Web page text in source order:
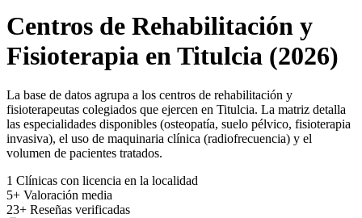
Centros de Rehabilitación y
Fisioterapia en Titulcia (2026)
La base de datos agrupa a los centros de rehabilitación y
fisioterapeutas colegiados que ejercen en Titulcia. La matriz detalla
las especialidades disponibles (osteopatía, suelo pélvico, fisioterapia
invasiva), el uso de maquinaria clínica (radiofrecuencia) y el
volumen de pacientes tratados.
1 Clínicas con licencia en la localidad
5+ Valoración media
23+ Reseñas verificadas